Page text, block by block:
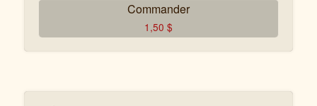
Commander
1,50 $